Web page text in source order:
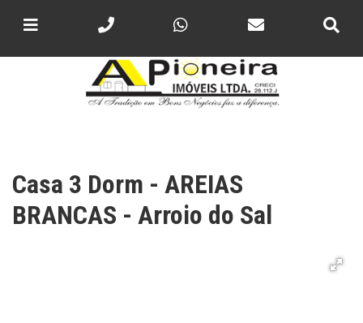
Casa 3 Dorm - AREIAS
BRANCAS - Arroio do Sal